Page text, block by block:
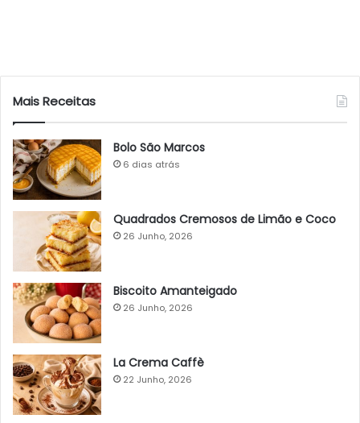
Mais Receitas
Bolo São Marcos
6 dias atrás
Quadrados Cremosos de Limão e Coco
26 Junho, 2026
Biscoito Amanteigado
26 Junho, 2026
La Crema Caffè
22 Junho, 2026